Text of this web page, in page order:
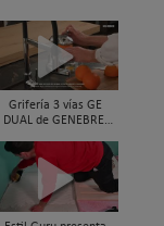
Grifería 3 vías GE
DUAL de GENEBRE,
sistemas de filtrado de
agua y ósmosis